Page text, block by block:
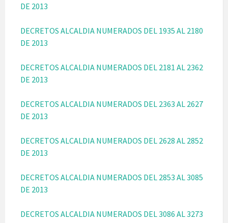
DE 2013
DECRETOS ALCALDIA NUMERADOS DEL 1935 AL 2180
DE 2013
DECRETOS ALCALDIA NUMERADOS DEL 2181 AL 2362
DE 2013
DECRETOS ALCALDIA NUMERADOS DEL 2363 AL 2627
DE 2013
DECRETOS ALCALDIA NUMERADOS DEL 2628 AL 2852
DE 2013
DECRETOS ALCALDIA NUMERADOS DEL 2853 AL 3085
DE 2013
DECRETOS ALCALDIA NUMERADOS DEL 3086 AL 3273